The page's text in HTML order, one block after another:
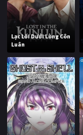
Lạc Lối Dưới Lòng Côn
Luân